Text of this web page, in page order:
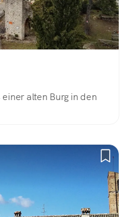
alten Burg in den